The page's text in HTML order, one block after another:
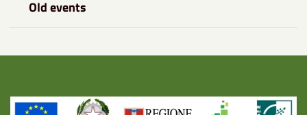
Old events
Title